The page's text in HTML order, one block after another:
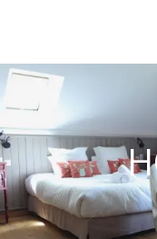
principal